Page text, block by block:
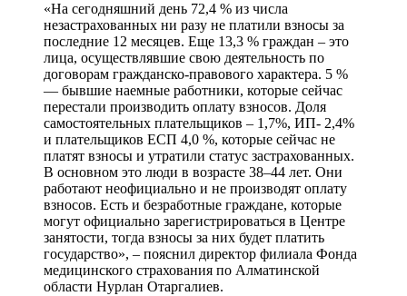
«На сегодняшний день 72,4 % из числа
незастрахованных ни разу не платили взносы за
последние 12 месяцев. Еще 13,3 % граждан – это
лица, осуществлявшие свою деятельность по
договорам гражданско-правового характера. 5 %
— бывшие наемные работники, которые сейчас
перестали производить оплату взносов. Доля
самостоятельных плательщиков – 1,7%, ИП- 2,4%
и плательщиков ЕСП 4,0 %, которые сейчас не
платят взносы и утратили статус застрахованных.
В основном это люди в возрасте 38–44 лет. Они
работают неофициально и не производят оплату
взносов. Есть и безработные граждане, которые
могут официально зарегистрироваться в Центре
занятости, тогда взносы за них будет платить
государство», – пояснил директор филиала Фонда
медицинского страхования по Алматинской
области Нурлан Отаргалиев.